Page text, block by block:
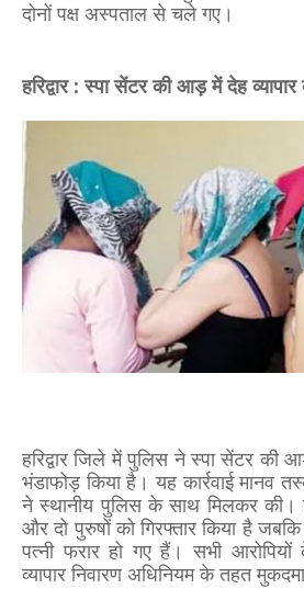
दोनों पक्ष अस्पताल से चले गए।
हरिद्वार : स्पा सेंटर की आड़ में देह
हरिद्वार जिले में पुलिस ने स्पा सेंटर की
भंडाफोड़ किया है। यह कार्रवाई मानव
ने स्थानीय पुलिस के साथ मिलकर की।
और दो पुरुषों को गिरफ्तार किया है
पत्नी फरार हो गए हैं। सभी
व्यापार निवारण अधिनियम के तहत